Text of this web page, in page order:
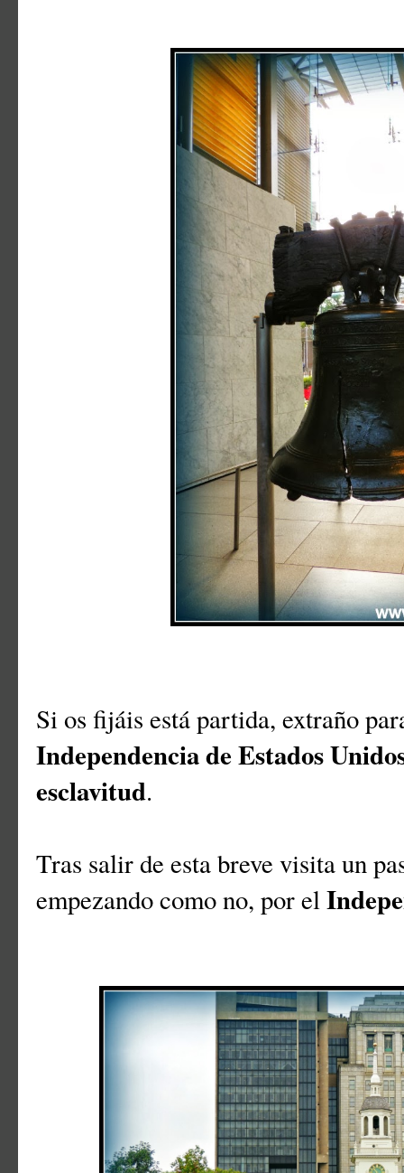
Si os fijáis está partida, extraño
Independencia de Estados
esclavitud.
Tras salir de esta breve visita un
empezando como no, por el